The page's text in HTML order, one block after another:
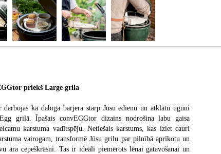
priekš Large grila
darbojas kā dabīga barjera starp Jūsu ēdienu un atklātu uguni
grilā. Īpašais convEGGtor dizains nodrošina labu gaisa
karstuma vadītspēju. Netiešais karstums, kas iziet cauri
vairogam, transformē Jūsu grilu par pilnībā aprīkotu un
āra cepeškrāsni. Tas ir ideāli piemērots lēnai gatavošanai un